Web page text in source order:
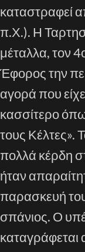
καταστραφεί
π.Χ.). Η
μέταλλα, τον
Έφορος την
αγορά που
κασσίτερο
τους Κέλτες».
πολλά κέρδη
ήταν
παρασκευή
σπάνιος. Ο
καταγράφεται